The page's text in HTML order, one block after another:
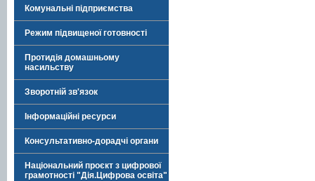
Комунальні підприємства
Режим підвищеної готовності
Протидія домашньому
насильству
Зворотній зв'язок
Інформаційні ресурси
Консультативно-дорадчі органи
Національний проєкт з цифрової
грамотності "Дія.Цифрова освіта"